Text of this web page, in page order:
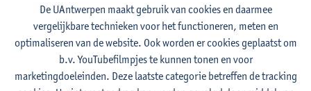
SPECIALISATIE SOCIOLOGIE - twee clusters te
kiezen uit onderstaande lijst (24sp)
Specialisatiecluster Arbeid
Alle opleidingsonderdelen uit deze lijst zijn verplicht te volgen -
12 studiepunten
De UAntwerpen maakt gebruik van cookies en daarmee
vergelijkbare technieken voor het functioneren, meten en
optimaliseren van de website. Ook worden er cookies geplaatst om
b.v. YouTubefilmpjes te kunnen tonen en voor
marketingdoeleinden. Deze laatste categorie betreffen de tracking